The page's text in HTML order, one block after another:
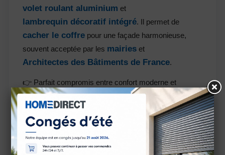
volet roulant aluminium et
lambrequin décoratif intégré. Il permet de
cacher le coffre pour une façade harmonieuse,
souvent acceptée par les mairies et
Architectes des Bâtiments de France.
👉 Parfait compromis entre confort moderne et
respect du patrimoine architectural.